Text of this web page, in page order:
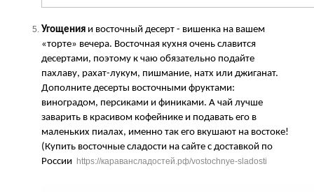
Угощения и восточный десерт - вишенка на вашем
«торте» вечера. Восточная кухня очень славится
десертами, поэтому к чаю обязательно подайте
пахлаву, рахат-лукум, пишмание, натх или джиганат.
Дополните десерты восточными фруктами:
виноградом, персиками и финиками. А чай лучше
заварить в красивом кофейнике и подавать его в
маленьких пиалах, именно так его вкушают на востоке!
(Купить восточные сладости на сайте с доставкой по
России https://каравансладостей.рф/vostochnye-sladosti